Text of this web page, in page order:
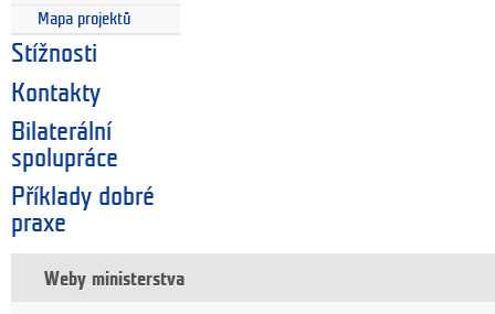
Mapa projektů
Stížnosti
Kontakty
Bilaterální
spolupráce
Příklady dobré
praxe
Weby ministerstva